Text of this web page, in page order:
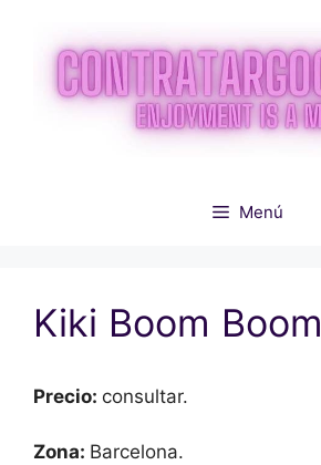
contenido
Menú
Kiki Boom Boom
Precio: consultar.
Zona: Barcelona.